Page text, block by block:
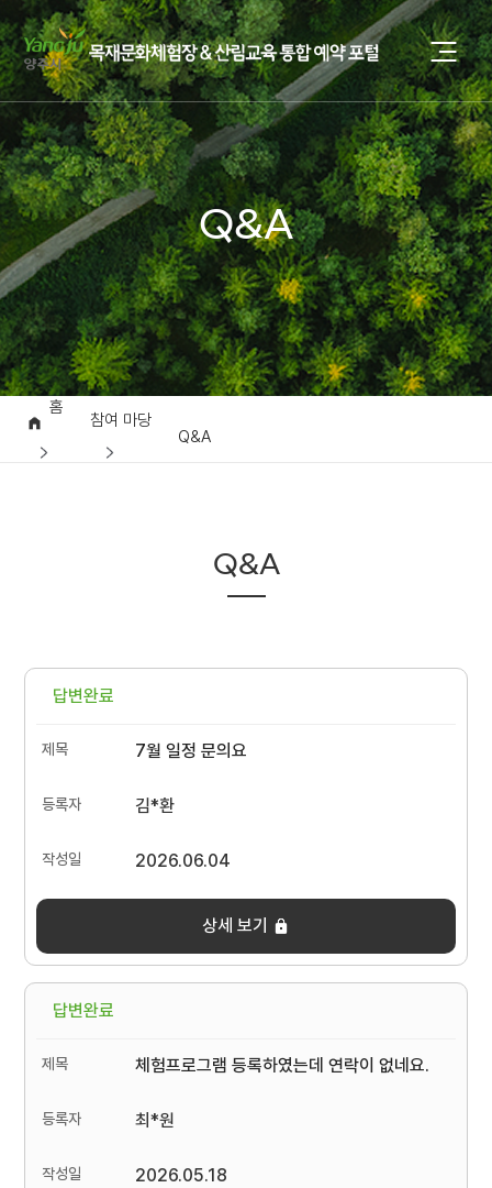
Q&A
홈
참여 마당
Q&A
Q&A
답변완료
7월 일정 문의요
김*환
2026.06.04
상세 보기
답변완료
체험프로그램 등록하였는데 연락이 없네요.
최*원
2026.05.18